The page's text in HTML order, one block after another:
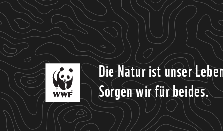
Die Natur ist unser
Sorgen wir für beides.